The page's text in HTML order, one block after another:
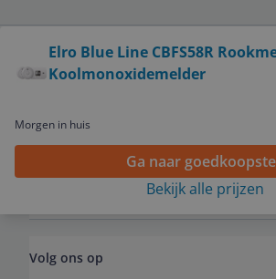
Elro Blue Line CBFS58R
Koolmonoxidemelder
Morgen in huis
Ga naar goedkoopste
Bekijk alle prijzen
Service
Algemeen
Volg ons op